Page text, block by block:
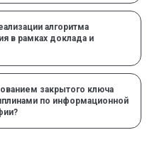
алгоритма
в рамках доклада и
закрытого ключа
по информационной